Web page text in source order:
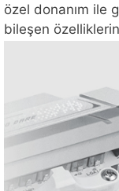
özel donanım ile
bileşen